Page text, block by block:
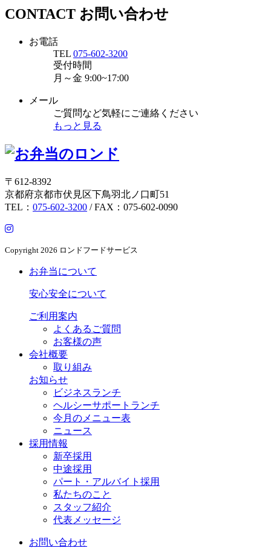
CONTACT お問い合わせ
お電話
TEL 075-602-3200
受付時間
月～金 9:00~17:00
メール
ご質問など気軽にご連絡ください
もっと見る
〒612-8392
京都府京都市伏見区下鳥羽北ノ口町51
TEL： 075-602-3200 / FAX：075-602-0090
Copyright 2026 ロンドフードサービス
お弁当について
安心安全について
ご利用案内
よくあるご質問
お客様の声
会社概要
取り組み
お知らせ
ビジネスランチ
ヘルシーサポートランチ
今月のメニュー表
ニュース
採用情報
新卒採用
中途採用
パート・アルバイト採用
私たちのこと
スタッフ紹介
代表メッセージ
お問い合わせ